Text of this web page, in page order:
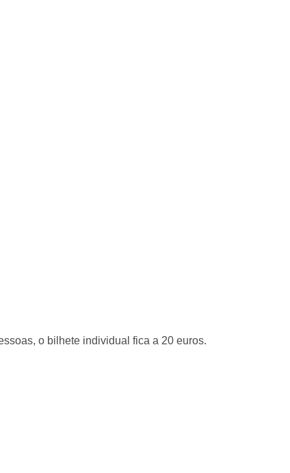
o bilhete individual fica a 20 euros.